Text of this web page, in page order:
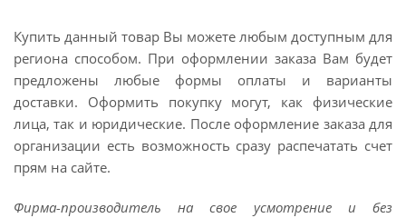
Купить данный товар Вы можете любым доступным для
региона способом. При оформлении заказа Вам будет
предложены любые формы оплаты и варианты
доставки. Оформить покупку могут, как физические
лица, так и юридические. После оформление заказа для
организации есть возможность сразу распечатать счет
прям на сайте.
Фирма-производитель на свое усмотрение и без